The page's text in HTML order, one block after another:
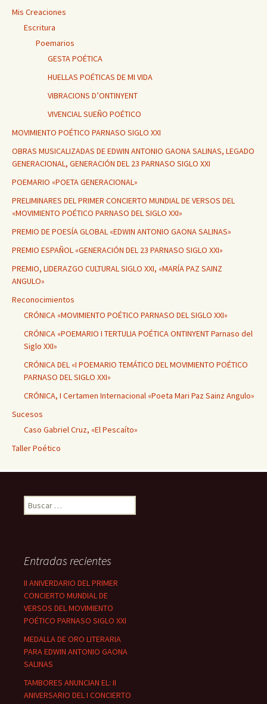
Mis Creaciones
Escritura
Poemarios
GESTA POÉTICA
HUELLAS POÉTICAS DE MI VIDA
VIBRACIONS D’ONTINYENT
VIVENCIAL SUEÑO POÉTICO
MOVIMIENTO POÉTICO PARNASO SIGLO XXI
OBRAS MUSICALIZADAS DE EDWIN ANTONIO GAONA SALINAS, LEGADO
GENERACIONAL, GENERACIÓN DEL 23 PARNASO SIGLO XXI
POEMARIO «POETA GENERACIONAL»
PRELIMINARES DEL PRIMER CONCIERTO MUNDIAL DE VERSOS DEL
«MOVIMIENTO POÉTICO PARNASO DEL SIGLO XXI»
PREMIO DE POESÍA GLOBAL «EDWIN ANTONIO GAONA SALINAS»
PREMIO ESPAÑOL «GENERACIÓN DEL 23 PARNASO SIGLO XXI»
PREMIO, LIDERAZGO CULTURAL SIGLO XXI, «MARÍA PAZ SAINZ
ANGULO»
Reconocimientos
CRÓNICA «MOVIMIENTO POÉTICO PARNASO DEL SIGLO XXI»
CRÓNICA «POEMARIO I TERTULIA POÉTICA ONTINYENT Parnaso del
Siglo XXI»
CRÓNICA DEL «I POEMARIO TEMÁTICO DEL MOVIMIENTO POÉTICO
PARNASO DEL SIGLO XXI»
CRÓNICA, I Certamen Internacional «Poeta Mari Paz Sainz Angulo»
Sucesos
Caso Gabriel Cruz, «El Pescaíto»
Taller Poético
Buscar:
Entradas recientes
II ANIVERDARIO DEL PRIMER
CONCIERTO MUNDIAL DE
VERSOS DEL MOVIMIENTO
POÉTICO PARNASO SIGLO XXI
MEDALLA DE ORO LITERARIA
PARA EDWIN ANTONIO GAONA
SALINAS
TAMBORES ANUNCIAN EL: II
ANIVERSARIO DEL I CONCIERTO